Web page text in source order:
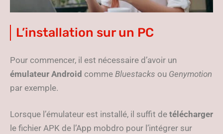
L’installation sur un PC
Pour commencer, il est nécessaire d’avoir un
émulateur Android comme Bluestacks ou Genymotion
par exemple.
Lorsque l’émulateur est installé, il suffit de télécharger
le fichier APK de l’App mobdro pour l’intégrer sur